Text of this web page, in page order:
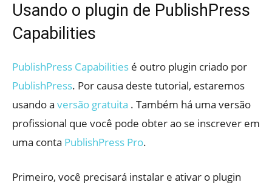
Usando o plugin de PublishPress
Capabilities
PublishPress Capabilities é outro plugin criado por
PublishPress. Por causa deste tutorial, estaremos
usando a versão gratuita . Também há uma versão
profissional que você pode obter ao se inscrever em
uma conta PublishPress Pro.
Primeiro, você precisará instalar e ativar o plugin